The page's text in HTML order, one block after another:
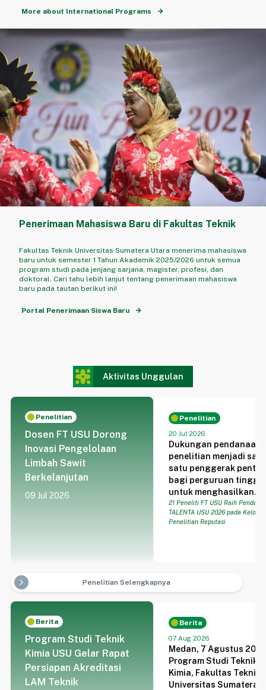
More about International Programs
Penerimaan Mahasiswa Baru di Fakultas Teknik
Fakultas Teknik Universitas Sumatera Utara menerima mahasiswa
baru untuk semester 1 Tahun Akademik 2025/2026 untuk semua
program studi pada jenjang sarjana, magister, profesi, dan
doktoral. Cari tahu lebih lanjut tentang penerimaan mahasiswa
baru pada tautan berikut ini!
Portal Penerimaan Siswa Baru
Aktivitas Unggulan
Penelitian
Dosen FT USU Dorong
Inovasi Pengelolaan
Limbah Sawit
Berkelanjutan
09 Jul 2026
Penelitian
20 Jul 2026
Dukungan pendanaan
penelitian menjadi
satu penggerak
bagi perguruan tinggi
untuk menghasilkan
pengetahuan,
dan solusi yang
dengan kebutuhan
peneliti untuk
hingga penerapan dan
kolaborasi lintas
21 Peneliti FT USU Raih
TALENTA USU 2026 pada
Penelitian Reputasi
arrow_forward_ios Penelitian Selengkapnya
Berita
Program Studi Teknik
Kimia USU Gelar Rapat
Persiapan Akreditasi
LAM Teknik
Berita
07 Aug 2026
Medan, 7 Agustus
Program Studi Teknik
Kimia, Fakultas Teknik,
Universitas Sumatera